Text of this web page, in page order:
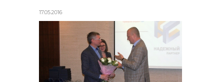
контакты отдела закупок
17.05.2016